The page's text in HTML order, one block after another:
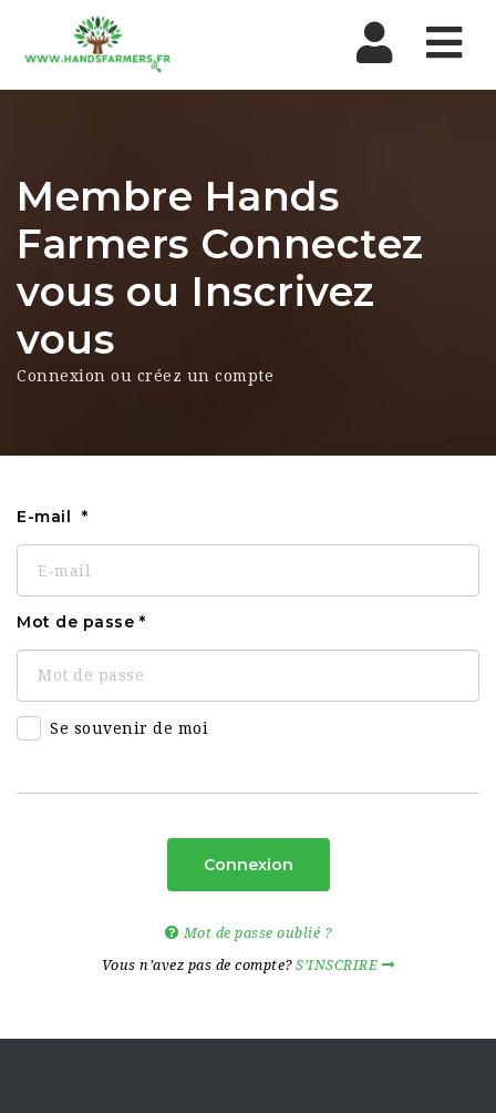
Membre Hands
Farmers Connectez
vous ou Inscrivez
vous
Connexion ou créez un compte
E-mail
Mot de passe
Se souvenir de moi
Connexion
Mot de passe oublié ?
Vous n’avez pas de compte?S’INSCRIRE